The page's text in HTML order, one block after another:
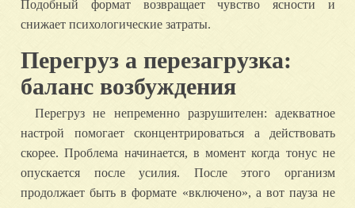
Подобный формат возвращает чувство ясности и
снижает психологические затраты.
Перегруз а перезагрузка:
баланс возбуждения
Перегруз не непременно разрушителен: адекватное
настрой помогает сконцентрироваться а действовать
скорее. Проблема начинается, в момент когда тонус не
опускается после усилия. После этого организм
продолжает быть в формате «включено», а вот пауза не